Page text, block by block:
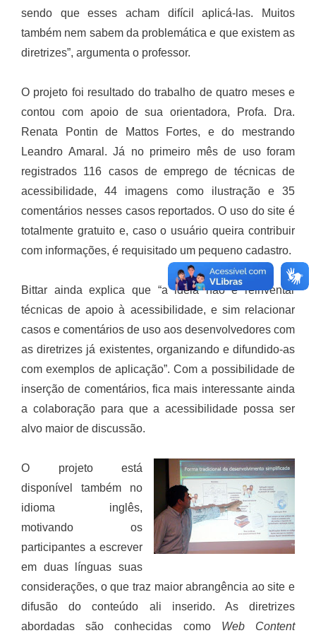
sendo que esses acham difícil aplicá-las. Muitos
também nem sabem da problemática e que existem as
diretrizes”, argumenta o professor.
O projeto foi resultado do trabalho de quatro meses e
contou com apoio de sua orientadora, Profa. Dra.
Renata Pontin de Mattos Fortes, e do mestrando
Leandro Amaral. Já no primeiro mês de uso foram
registrados 116 casos de emprego de técnicas de
acessibilidade, 44 imagens como ilustração e 35
comentários nesses casos reportados. O uso do site é
totalmente gratuito e, caso o usuário queira contribuir
com informações, é requisitado um pequeno cadastro.
Bittar ainda explica que “a idéia não é reinventar
técnicas de apoio à acessibilidade, e sim relacionar
casos e comentários de uso aos desenvolvedores com
as diretrizes já existentes, organizando e difundido-as
com exemplos de aplicação”. Com a possibilidade de
inserção de comentários, fica mais interessante ainda
a colaboração para que a acessibilidade possa ser
alvo maior de discussão.
O projeto está
disponível também no
idioma inglês,
motivando os
participantes a escrever
em duas línguas suas
considerações, o que traz maior abrangência ao site e
difusão do conteúdo ali inserido. As diretrizes
abordadas são conhecidas como Web Content